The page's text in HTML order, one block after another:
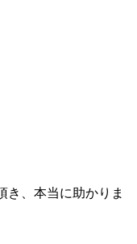
き、本当に助かりま